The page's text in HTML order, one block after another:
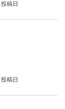
投稿日
投稿日